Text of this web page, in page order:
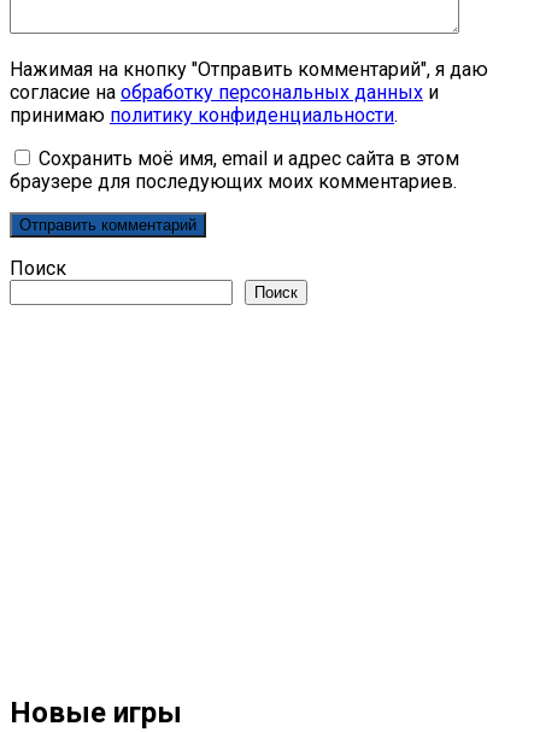
Нажимая на кнопку "Отправить комментарий", я даю
согласие на обработку персональных данных и
принимаю политику конфиденциальности.
Сохранить моё имя, email и адрес сайта в этом
браузере для последующих моих комментариев.
Поиск
Поиск
Новые игры